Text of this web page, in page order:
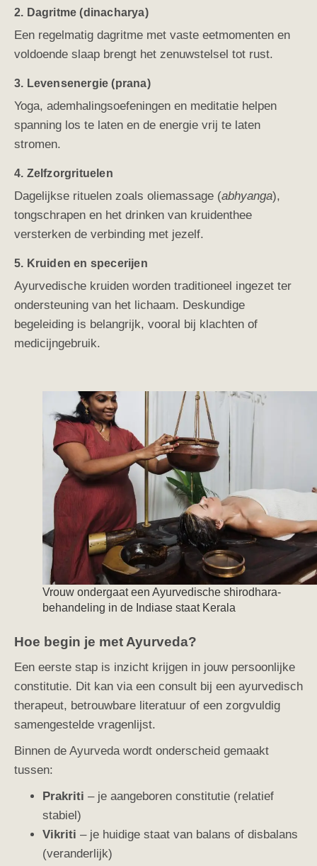
2. Dagritme (dinacharya)
Een regelmatig dagritme met vaste eetmomenten en
voldoende slaap brengt het zenuwstelsel tot rust.
3. Levensenergie (prana)
Yoga, ademhalingsoefeningen en meditatie helpen
spanning los te laten en de energie vrij te laten
stromen.
4. Zelfzorgrituelen
Dagelijkse rituelen zoals oliemassage (abhyanga),
tongschrapen en het drinken van kruidenthee
versterken de verbinding met jezelf.
5. Kruiden en specerijen
Ayurvedische kruiden worden traditioneel ingezet ter
ondersteuning van het lichaam. Deskundige
begeleiding is belangrijk, vooral bij klachten of
medicijngebruik.
Vrouw ondergaat een Ayurvedische shirodhara-
behandeling in de Indiase staat Kerala
Hoe begin je met Ayurveda?
Een eerste stap is inzicht krijgen in jouw persoonlijke
constitutie. Dit kan via een consult bij een ayurvedisch
therapeut, betrouwbare literatuur of een zorgvuldig
samengestelde vragenlijst.
Binnen de Ayurveda wordt onderscheid gemaakt
tussen:
Prakriti – je aangeboren constitutie (relatief
stabiel)
Vikriti – je huidige staat van balans of disbalans
(veranderlijk)